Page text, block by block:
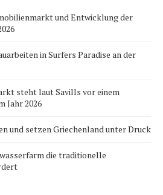
und Entwicklung der
in Surfers Paradise an der
steht laut Savills vor einem
Jahr 2026
und setzen Griechenland unter Druck
die traditionelle